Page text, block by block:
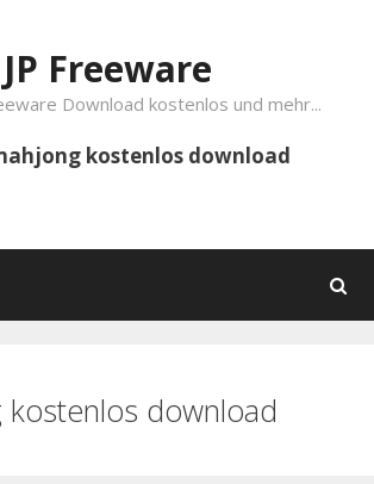
JP Freeware
Download kostenlos und mehr...
kostenlos download
Suchen
kostenlos download